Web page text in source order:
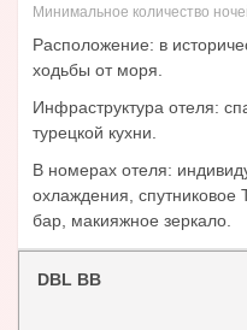
Минимальное количество
Расположение: в
ходьбы от моря.
Инфраструктура отеля:
турецкой кухни.
В номерах отеля:
охлаждения,
бар, макияжное зеркало.
DBL BB